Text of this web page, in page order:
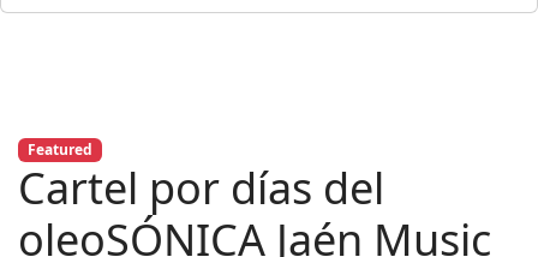
Featured
Cartel por días del
oleoSÓNICA Jaén Music